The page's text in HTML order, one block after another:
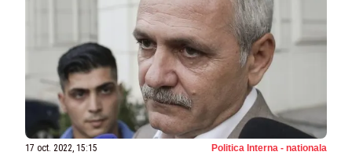
17 oct. 2022, 15:15 Politica Interna - nationala